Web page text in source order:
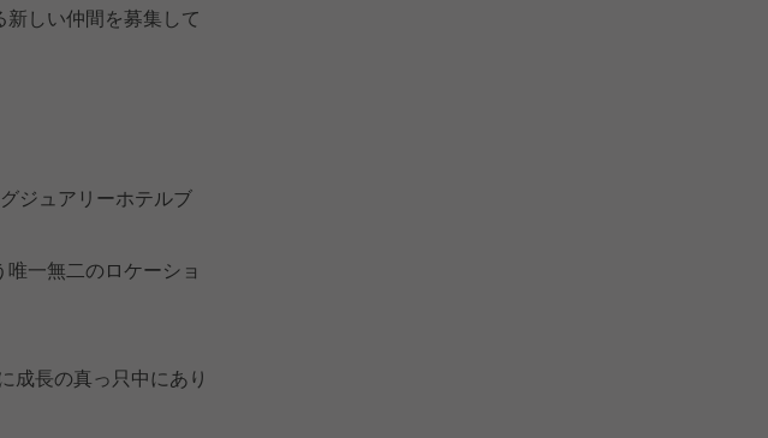
しい仲間を募集して
ジュアリーホテルブ
一無二のロケーショ
成長の真っ只中にあり